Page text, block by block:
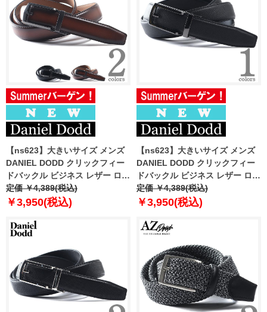
【ns623】大きいサイズ メンズ
DANIEL DODD クリックフィー
ドバックル ビジネス レザー ロン
グ ベルト ロングサイズ 春夏新作
azbl-269004
定価 ￥4,389(税込)
￥3,950(税込)
【ns623】大きいサイズ メンズ
DANIEL DODD クリックフィー
ドバックル ビジネス レザー ロン
グ ベルト ロングサイズ 春夏新作
azbl-269005
定価 ￥4,389(税込)
￥3,950(税込)